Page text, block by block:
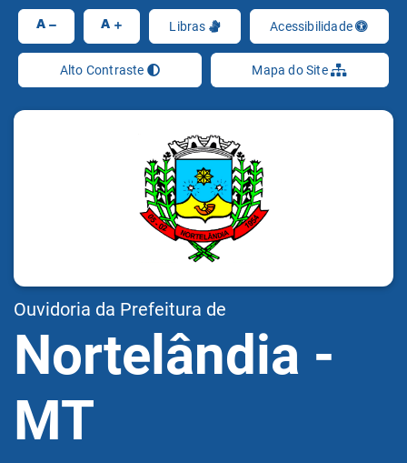
A A Libras Acessibilidade
Alto Contraste Mapa do Site
Ouvidoria da Prefeitura de
Nortelândia -
MT